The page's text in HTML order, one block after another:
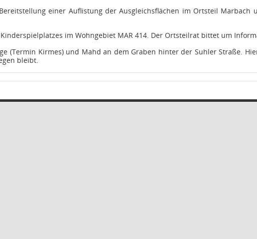
einer Auflistung der Ausgleichsflächen im Ortsteil Marbach
im Wohngebiet MAR 414. Der Ortsteilrat bittet um
(Termin Kirmes) und Mahd an dem Graben hinter der Suhler Straße.
bleibt.